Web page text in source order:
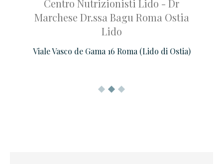
Centro Nutrizionisti Lido - Dr
Marchese Dr.ssa Bagu Roma Ostia
Lido
Viale Vasco de Gama 16 Roma (Lido di Ostia)